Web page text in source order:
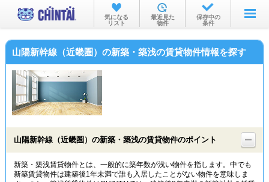
お部屋を探す
沿線・駅から
物件特集から
TOP
気になる
リスト
最近見た
物件
保存中の
条件
山陽新幹線（近畿圏）の新築・築浅の賃貸物件情報を探す
山陽新幹線（近畿圏）の新築・築浅の賃貸物件のポイント
新築・築浅賃貸物件とは、一般的に築年数が浅い物件を指します。中でも
新築賃貸物件は建築後1年未満で誰も入居したことがない物件を意味しま